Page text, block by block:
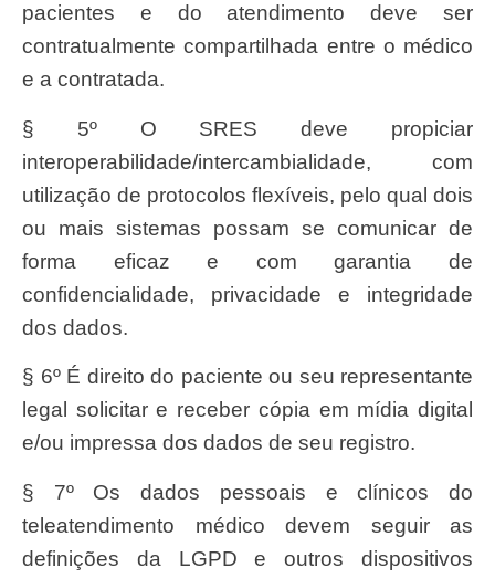
pacientes e do atendimento deve ser
contratualmente compartilhada entre o médico
e a contratada.
§ 5º O SRES deve propiciar
interoperabilidade/intercambialidade, com
utilização de protocolos flexíveis, pelo qual dois
ou mais sistemas possam se comunicar de
forma eficaz e com garantia de
confidencialidade, privacidade e integridade
dos dados.
§ 6º É direito do paciente ou seu representante
legal solicitar e receber cópia em mídia digital
e/ou impressa dos dados de seu registro.
§ 7º Os dados pessoais e clínicos do
teleatendimento médico devem seguir as
definições da LGPD e outros dispositivos